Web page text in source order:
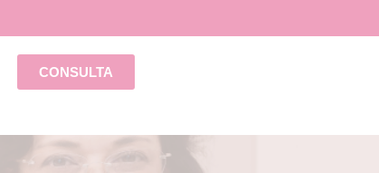
CONSULTA